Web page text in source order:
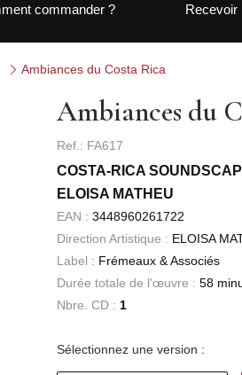
commander ? Recevoir
Ambiances du Costa Rica
Ambiances du
Ref.: FA617
COSTA-RICA
ELOISA MATHEU
EAN : 3448960261722
Direction Artistique : ELOISA
Label : Frémeaux & Associés
Durée totale de l'œuvre : 58
Nbre. CD : 1
Sélectionnez une version :